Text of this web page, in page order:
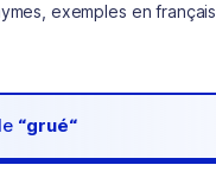
exemples en français
“grué“